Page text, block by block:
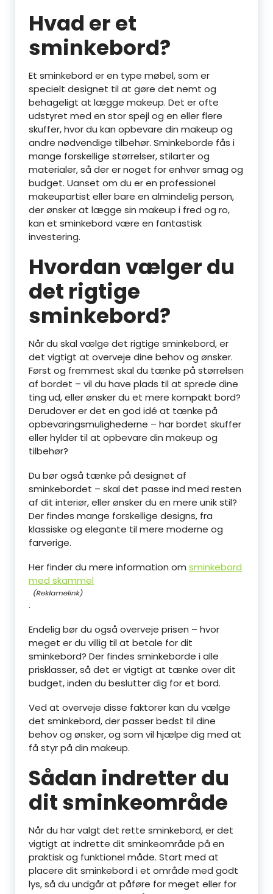
Hvad er et
sminkebord?
Et sminkebord er en type møbel, som er
specielt designet til at gøre det nemt og
behageligt at lægge makeup. Det er ofte
udstyret med en stor spejl og en eller flere
skuffer, hvor du kan opbevare din makeup og
andre nødvendige tilbehør. Sminkeborde fås i
mange forskellige størrelser, stilarter og
materialer, så der er noget for enhver smag og
budget. Uanset om du er en professionel
makeupartist eller bare en almindelig person,
der ønsker at lægge sin makeup i fred og ro,
kan et sminkebord være en fantastisk
investering.
Hvordan vælger du
det rigtige
sminkebord?
Når du skal vælge det rigtige sminkebord, er
det vigtigt at overveje dine behov og ønsker.
Først og fremmest skal du tænke på størrelsen
af bordet – vil du have plads til at sprede dine
ting ud, eller ønsker du et mere kompakt bord?
Derudover er det en god idé at tænke på
opbevaringsmulighederne – har bordet skuffer
eller hylder til at opbevare din makeup og
tilbehør?
Du bør også tænke på designet af
sminkebordet – skal det passe ind med resten
af dit interiør, eller ønsker du en mere unik stil?
Der findes mange forskellige designs, fra
klassiske og elegante til mere moderne og
farverige.
Her finder du mere information om sminkebord
med skammel
.
Endelig bør du også overveje prisen – hvor
meget er du villig til at betale for dit
sminkebord? Der findes sminkeborde i alle
prisklasser, så det er vigtigt at tænke over dit
budget, inden du beslutter dig for et bord.
Ved at overveje disse faktorer kan du vælge
det sminkebord, der passer bedst til dine
behov og ønsker, og som vil hjælpe dig med at
få styr på din makeup.
Sådan indretter du
dit sminkeområde
Når du har valgt det rette sminkebord, er det
vigtigt at indrette dit sminkeområde på en
praktisk og funktionel måde. Start med at
placere dit sminkebord i et område med godt
lys, så du undgår at påføre for meget eller for